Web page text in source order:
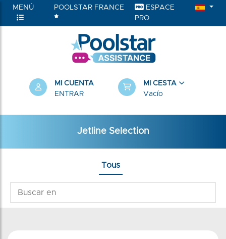
MENÚ POOLSTAR FRANCE
ESPACE
PRO
MI CUENTA
ENTRAR
MI CESTA
Vacío
Jetline Selection
Tous